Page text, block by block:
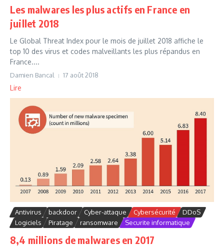
Les malwares les plus actifs en France en
juillet 2018
Le Global Threat Index pour le mois de juillet 2018 affiche le
top 10 des virus et codes malveillants les plus répandus en
France....
Damien Bancal 17 août 2018
Lire
Antivirus backdoor Cyber-attaque Cybersécurité
DDoS
Logiciels
Piratage ransomware Securite informatique
8,4 millions de malwares en 2017